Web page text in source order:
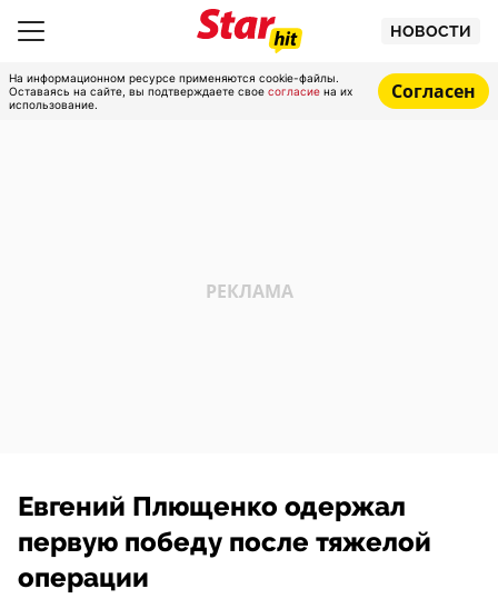
НОВОСТИ
На информационном ресурсе применяются cookie-файлы.
Оставаясь на сайте, вы подтверждаете свое согласие на их
использование.
Согласен
Евгений Плющенко одержал
первую победу после тяжелой
операции